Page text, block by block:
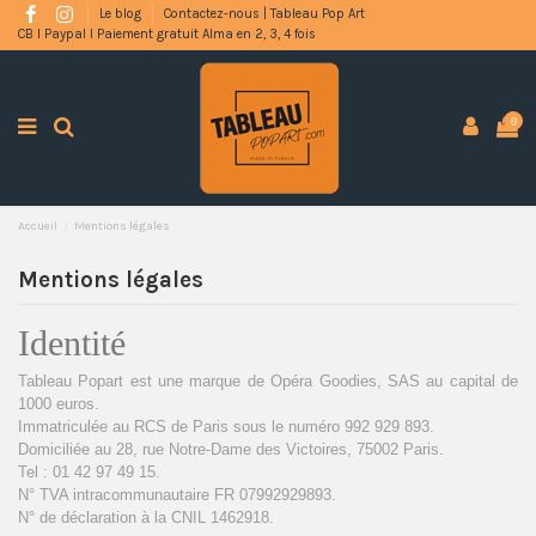
Le blog
Contactez-nous | Tableau Pop Art
CB l Paypal l Paiement gratuit Alma en 2, 3, 4 fois
0
Accueil Mentions légales
Mentions légales
Identité
Tableau Popart est une marque de Opéra Goodies, SAS au capital de
1000 euros.
Immatriculée au RCS de Paris sous le numéro 992 929 893.
Domiciliée au 28, rue Notre-Dame des Victoires, 75002 Paris.
Tel : 01 42 97 49 15.
N° TVA intracommunautaire FR 07992929893.
N° de déclaration à la CNIL 1462918.